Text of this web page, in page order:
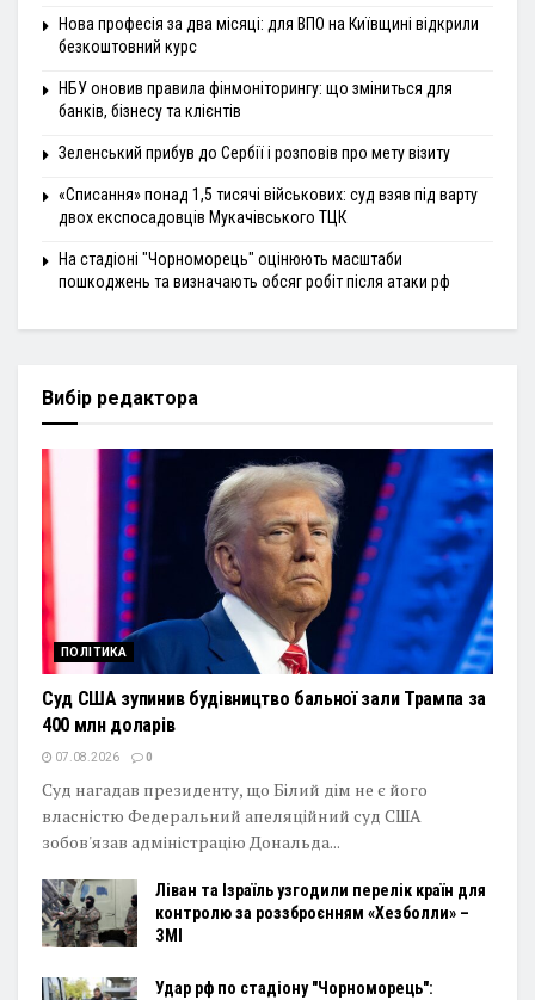
Нова професія за два місяці: для ВПО на Київщині відкрили
безкоштовний курс
НБУ оновив правила фінмоніторингу: що зміниться для
банків, бізнесу та клієнтів
Зеленський прибув до Сербії і розповів про мету візиту
«Списання» понад 1,5 тисячі військових: суд взяв під варту
двох експосадовців Мукачівського ТЦК
На стадіоні "Чорноморець" оцінюють масштаби
пошкоджень та визначають обсяг робіт після атаки рф
Вибір редактора
ПОЛІТИКА
Суд США зупинив будівництво бальної зали Трампа за
400 млн доларів
07.08.2026 0
Суд нагадав президенту, що Білий дім не є його
власністю Федеральний апеляційний суд США
зобов'язав адміністрацію Дональда...
Ліван та Ізраїль узгодили перелік країн для
контролю за роззброєнням «Хезболли» –
ЗМІ
Удар рф по стадіону "Чорноморець":